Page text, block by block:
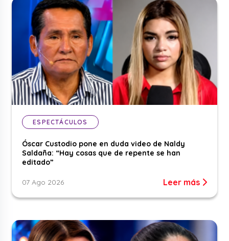
ESPECTÁCULOS
Óscar Custodio pone en duda video de Naldy
Saldaña: “Hay cosas que de repente se han
editado”
07 Ago 2026 Leer más